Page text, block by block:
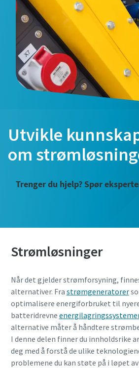
Utvikle
om
Trenger du hjelp? Spør
Strømløsninger
Når det gjelder strømforsyning,
alternativer. Fra strømgeneratorer
optimalisere energiforbruket til
batteridrevne
alternative måter å håndtere
I denne delen finner du innholdsrike
deg med å forstå de ulike
problemene du kan støte på i løpet